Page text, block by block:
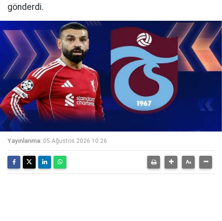
gönderdi.
Yayınlanma: 05 Ağustos 2026 10:26